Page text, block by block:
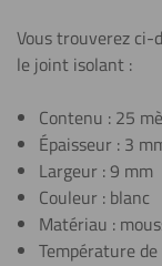
Vous trouverez ci-
le joint isolant :
Contenu : 25
Épaisseur : 3
Largeur : 9 mm
Couleur : blanc
Matériau :
Température